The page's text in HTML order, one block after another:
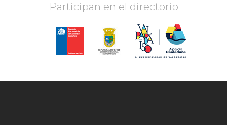
Participan en el directorio